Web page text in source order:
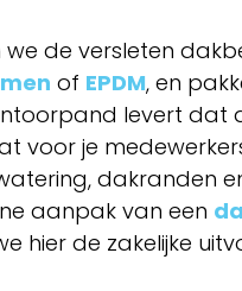
de versleten
of EPDM, en
levert dat
voor je
dakranden
aanpak van een
hier de zakelijke